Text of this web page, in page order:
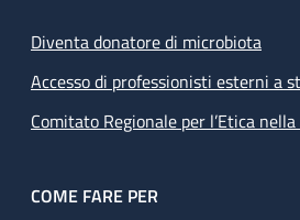
Diventa donatore di microbiota
Accesso di professionisti esterni a
Comitato Regionale per l’Etica nella
COME FARE PER